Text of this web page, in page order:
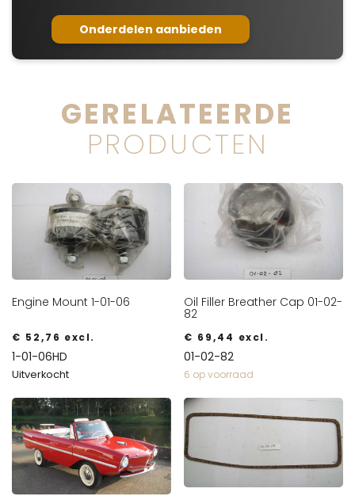
Onderdelen aanbieden
GERELATEERDE
PRODUCTEN
Engine Mount 1-01-06
€ 52,76 excl.
1-01-06HD
Uitverkocht
Oil Filler Breather Cap 01-02-
82
€ 69,44 excl.
01-02-82
6 op voorraad